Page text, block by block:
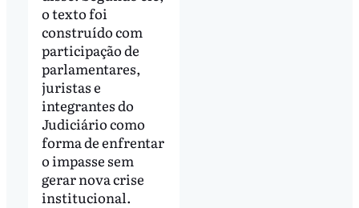
o texto foi
construído com
participação de
parlamentares,
juristas e
integrantes do
Judiciário como
forma de enfrentar
o impasse sem
gerar nova crise
institucional.